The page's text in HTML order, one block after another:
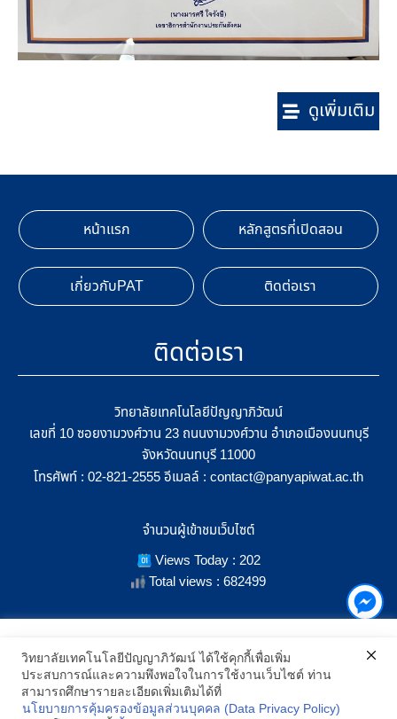
ดูเพิ่มเติม
หน้าแรก หลักสูตรที่เปิดสอน
เกี่ยวกับPAT ติดต่อเรา
ติดต่อเรา
วิทยาลัยเทคโนโลยีปัญญาภิวัฒน์
เลขที่ 10 ซอยงามวงศ์วาน 23 ถนนงามวงศ์วาน อำเภอเมืองนนทบุรี
จังหวัดนนทบุรี 11000
โทรศัพท์ : 02-821-2555 อีเมลล์ : contact@panyapiwat.ac.th
จำนวนผู้เข้าชมเว็บไซต์
Views Today : 202
Total views : 682499
SHOW LOCATION ON MAP
เราใช้คุกกี้เพื่อเพิ่มประสิทธิภาพ และประสบการณ์ที่ดีในการใช้งาน
เว็บไซต์ เมื่อคุณกดยอมรับเราจะสามารถเลือกแสดงสิ่งที่น่าสนใจสำหรับ
คุณได้โดยเฉพาะ และหากคุณต้องการเปลี่ยนการตั้งค่าของคุกกี้
สามารถเลือกตั้งค่าความยินยอมการใช้คุกกี้ได้ โดยคลิก "การตั้งค่า"
อ่านนโยบายคุกกี้เพิ่มเติม
วิทยาลัยเทคโนโลยีปัญญาภิวัฒน์ ได้ใช้คุกกี้เพื่อเพิ่ม
ประสบการณ์และความพึงพอใจในการใช้งานเว็บไซต์ ท่าน
สามารถศึกษารายละเอียดเพิ่มเติมได้ที่
นโยบายการคุ้มครองข้อมูลส่วนบุคคล (Data Privacy Policy)